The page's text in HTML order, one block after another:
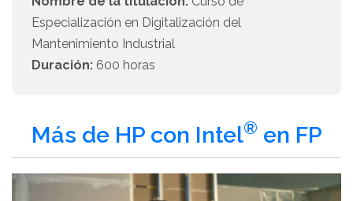
Especialización en Digitalización del
Mantenimiento Industrial
Duración: 600 horas
Más de HP con Intel® en FP